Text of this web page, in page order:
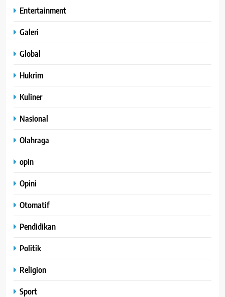
Entertainment
Galeri
Global
Hukrim
Kuliner
Nasional
Olahraga
opin
Opini
Otomatif
Pendidikan
Politik
Religion
Sport